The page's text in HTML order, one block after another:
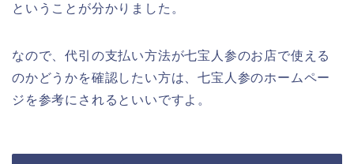
ということが分かりました。
なので、代引の支払い方法が七宝人参のお店で使える
のかどうかを確認したい方は、七宝人参のホームペー
ジを参考にされるといいですよ。